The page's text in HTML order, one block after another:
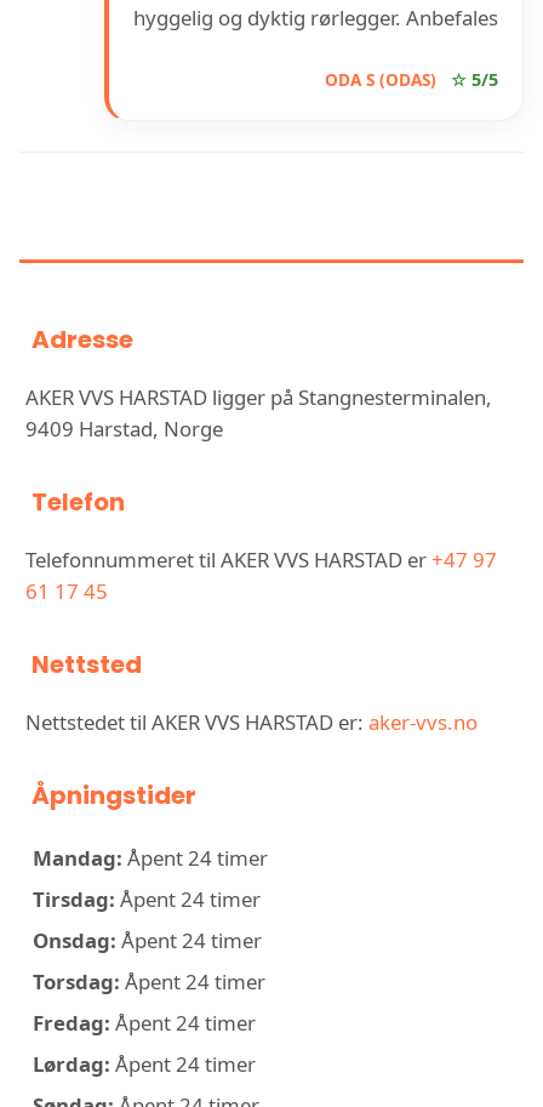
hyggelig og dyktig rørlegger. Anbefales
ODA S (ODAS) ☆ 5/5
Adresse
AKER VVS HARSTAD ligger på Stangnesterminalen,
9409 Harstad, Norge
Telefon
Telefonnummeret til AKER VVS HARSTAD er+47 97
61 17 45
Nettsted
Nettstedet til AKER VVS HARSTAD er: aker-vvs.no
Åpningstider
Mandag: Åpent 24 timer
Tirsdag: Åpent 24 timer
Onsdag: Åpent 24 timer
Torsdag: Åpent 24 timer
Fredag: Åpent 24 timer
Lørdag: Åpent 24 timer